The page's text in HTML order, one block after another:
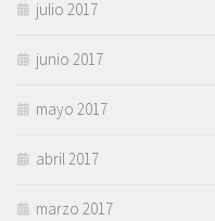
julio 2017
junio 2017
mayo 2017
abril 2017
marzo 2017